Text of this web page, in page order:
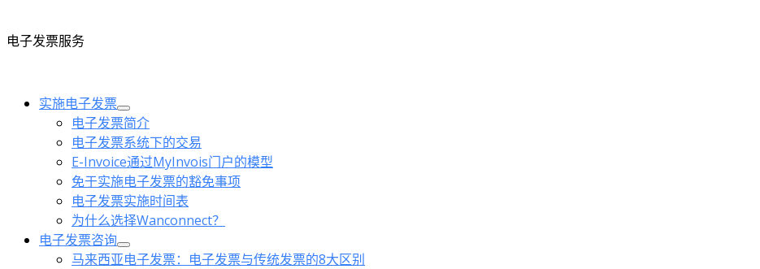
电子发票服务
实施电子发票
电子发票简介
电子发票系统下的交易
E-Invoice通过MyInvois门户的模型
免于实施电子发票的豁免事项
电子发票实施时间表
为什么选择Wanconnect？
电子发票咨询
马来西亚电子发票：电子发票与传统发票的8大区别